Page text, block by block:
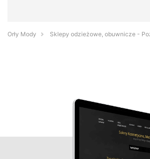
Orły Mody Sklepy odzieżowe, obuwnicze -